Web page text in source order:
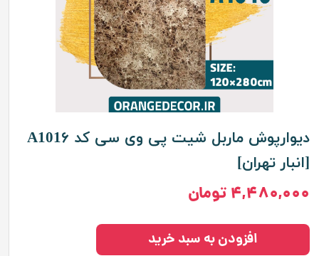
دیوارپوش ماربل شیت پی وی سی کد A101۶
[انبار تهران]
۴,۴۸۰,۰۰۰ تومان
افزودن به سبد خرید